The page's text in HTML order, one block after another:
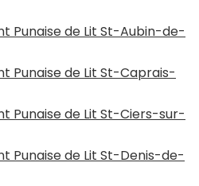
Punaise de Lit St-Aubin-de-
Punaise de Lit St-Caprais-
Punaise de Lit St-Ciers-sur-
Punaise de Lit St-Denis-de-